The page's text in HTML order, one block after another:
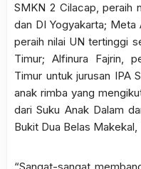
SMKN 2 Cilacap, peraih
dan DI Yogyakarta; Meta
peraih nilai UN tertinggi
Timur; Alfinura Fajrin,
Timur untuk jurusan IPA
anak rimba yang
dari Suku Anak Dalam
Bukit Dua Belas